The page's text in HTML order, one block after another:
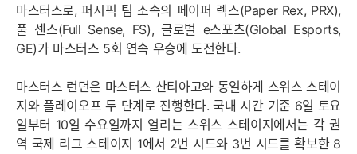
마스터스로, 퍼시픽 팀 소속의 페이퍼 렉스(Paper Rex, PRX),
풀 센스(Full Sense, FS), 글로벌 e스포츠(Global Esports,
GE)가 마스터스 5회 연속 우승에 도전한다.
마스터스 런던은 마스터스 산티아고와 동일하게 스위스 스테이
지와 플레이오프 두 단계로 진행한다. 국내 시간 기준 6일 토요
일부터 10일 수요일까지 열리는 스위스 스테이지에서는 각 권
역 국제 리그 스테이지 1에서 2번 시드와 3번 시드를 확보한 8